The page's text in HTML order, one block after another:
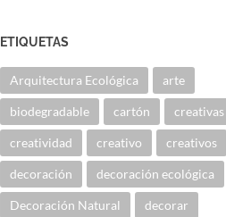
ETIQUETAS
Arquitectura Ecológica arte
biodegradable cartón creativas
creatividad creativo creativos
decoración decoración ecológica
Decoración Natural decorar